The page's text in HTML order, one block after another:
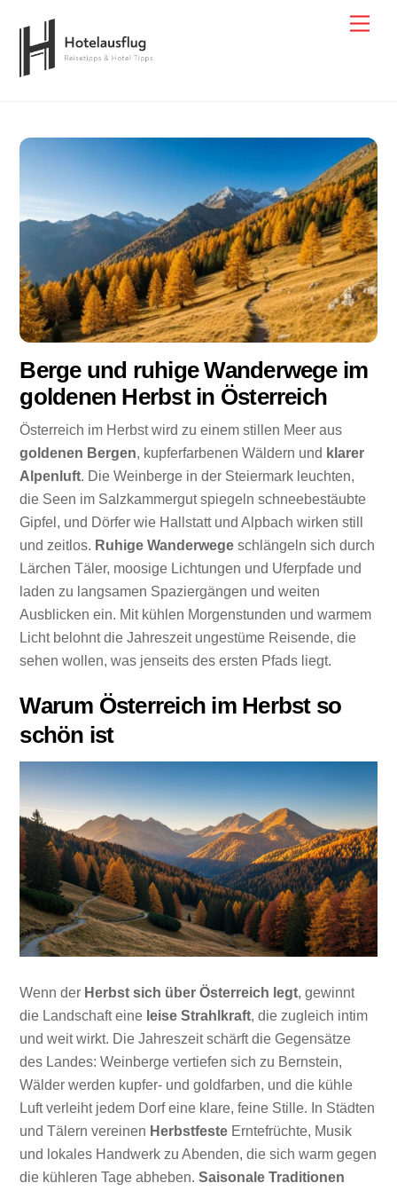
content
Berge und ruhige Wanderwege im
goldenen Herbst in Österreich
Österreich im Herbst wird zu einem stillen Meer aus
goldenen Bergen, kupferfarbenen Wäldern und klarer
Alpenluft. Die Weinberge in der Steiermark leuchten,
die Seen im Salzkammergut spiegeln schneebestäubte
Gipfel, und Dörfer wie Hallstatt und Alpbach wirken still
und zeitlos. Ruhige Wanderwege schlängeln sich durch
Lärchen Täler, moosige Lichtungen und Uferpfade und
laden zu langsamen Spaziergängen und weiten
Ausblicken ein. Mit kühlen Morgenstunden und warmem
Licht belohnt die Jahreszeit ungestüme Reisende, die
sehen wollen, was jenseits des ersten Pfads liegt.
Warum Österreich im Herbst so
schön ist
Wenn der Herbst sich über Österreich legt, gewinnt
die Landschaft eine leise Strahlkraft, die zugleich intim
und weit wirkt. Die Jahreszeit schärft die Gegensätze
des Landes: Weinberge vertiefen sich zu Bernstein,
Wälder werden kupfer- und goldfarben, und die kühle
Luft verleiht jedem Dorf eine klare, feine Stille. In Städten
und Tälern vereinen Herbstfeste Erntefrüchte, Musik
und lokales Handwerk zu Abenden, die sich warm gegen
die kühleren Tage abheben.Saisonale Traditionen